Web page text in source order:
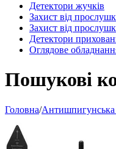
Детектори жучків
Захист від
Захист від
Детектори
Оглядове
Пошукові
Головна/Антишпигунська